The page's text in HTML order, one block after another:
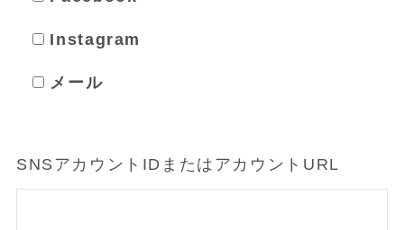
Instagram
メール
SNSアカウントIDまたはアカウントURL